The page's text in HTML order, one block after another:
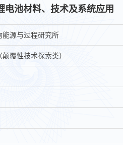
电池材料、技术及系统应用
能源与过程研究所
覆性技术探索类）